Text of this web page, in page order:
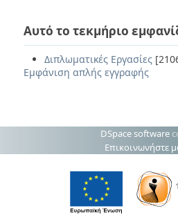
Αυτό το τεκμήριο
Διπλωματικές Εργασίες
Εμφάνιση απλής εγγραφής
DSpace software
Επικοινωνήστε